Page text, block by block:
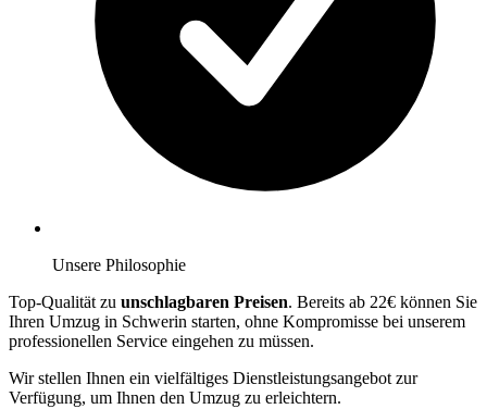
Unsere Philosophie
Top-Qualität zu unschlagbaren Preisen. Bereits ab 22€ können Sie
Ihren Umzug in Schwerin starten, ohne Kompromisse bei unserem
professionellen Service eingehen zu müssen.
Wir stellen Ihnen ein vielfältiges Dienstleistungsangebot zur
Verfügung, um Ihnen den Umzug zu erleichtern.